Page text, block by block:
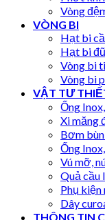
Vòng
VÒNG BI
Hạt bi
Hạt bi
Vòng bi
Vòng bi
VẬT TƯ
Ống
Xi măng
Bơm
Ống
Vú mỡ,
Quả cầu
Phụ
Dây
THÔNG TIN